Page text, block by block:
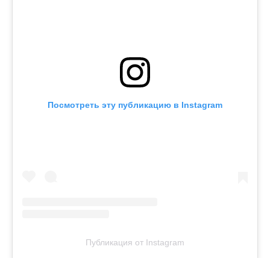
Посмотреть эту публикацию в Instagram
Публикация от Instagram